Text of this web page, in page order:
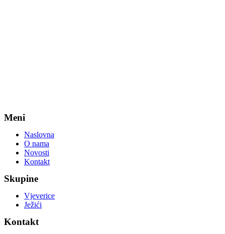
Meni
Naslovna
O nama
Novosti
Kontakt
Skupine
Vjeverice
Ježići
Kontakt